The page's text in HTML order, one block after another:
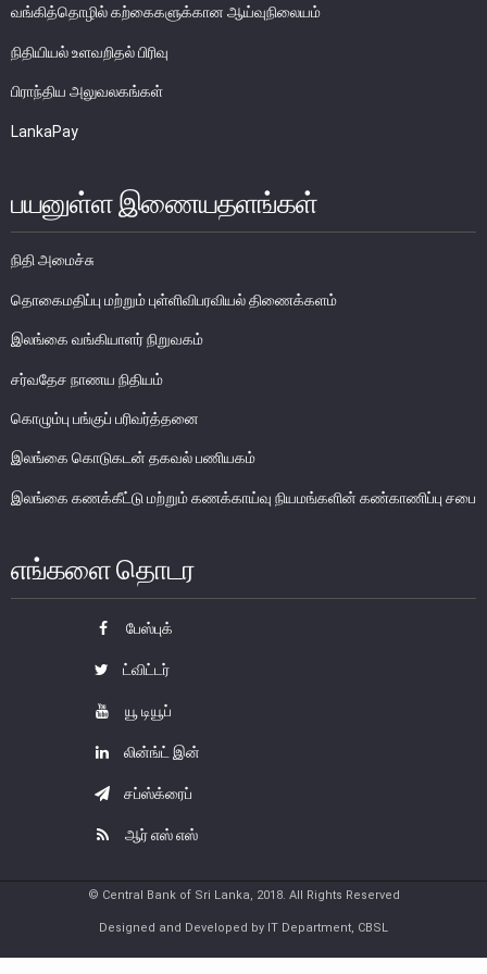
பொதுநோக்கு
நிதியியல் முறைமை உறுதிபாட்டுக் குழு
நிதியியல் முறைமை மேற்பார்வைச் குழு
நாணயத்தாள்களும் குத்திகளும்
சுற்றோட்டத்திலுள்ள நாணயக்குத்திகள்
ஞாபகார்த்த நாணத் தாள்களும் குத்திகளும்
பாதுகாப்பு பண்புகள்
பொதுமக்கள் நாணயமாற்றுக் கருமபீடம்
நாணய அருங்காட்சியகம்
வங்கித்தொழில் கற்கைகளுக்கான ஆய்வுநிலையம்
நிதியியல் உளவறிதல் பிரிவு
பிராந்திய அலுவலகங்கள்
LankaPay
பயனுள்ள இணையதளங்கள்
நிதி அமைச்சு
தொகைமதிப்பு மற்றும் புள்ளிவிபரவியல் திணைக்களம்
இலங்கை வங்கியாளர் நிறுவகம்
சர்வதேச நாணய நிதியம்
கொழும்பு பங்குப் பரிவர்த்தனை
இலங்கை கொடுகடன் தகவல் பணியகம்
இலங்கை கணக்கீட்டு மற்றும் கணக்காய்வு நியமங்களின் கண்காணிப்பு சபை
எங்களை தொடர
பேஸ்புக்
ட்விட்டர்
யூ டியூப்
லின்ங்ட் இன்
சப்ஸ்க்ரைப்
ஆர் எஸ் எஸ்
© Central Bank of Sri Lanka, 2018. All Rights Reserved
Designed and Developed by IT Department, CBSL